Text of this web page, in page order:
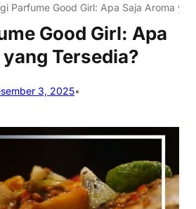
Parfume Good Girl: Apa Saja Aroma
Good Girl: Apa
Tersedia?
3, 2025•